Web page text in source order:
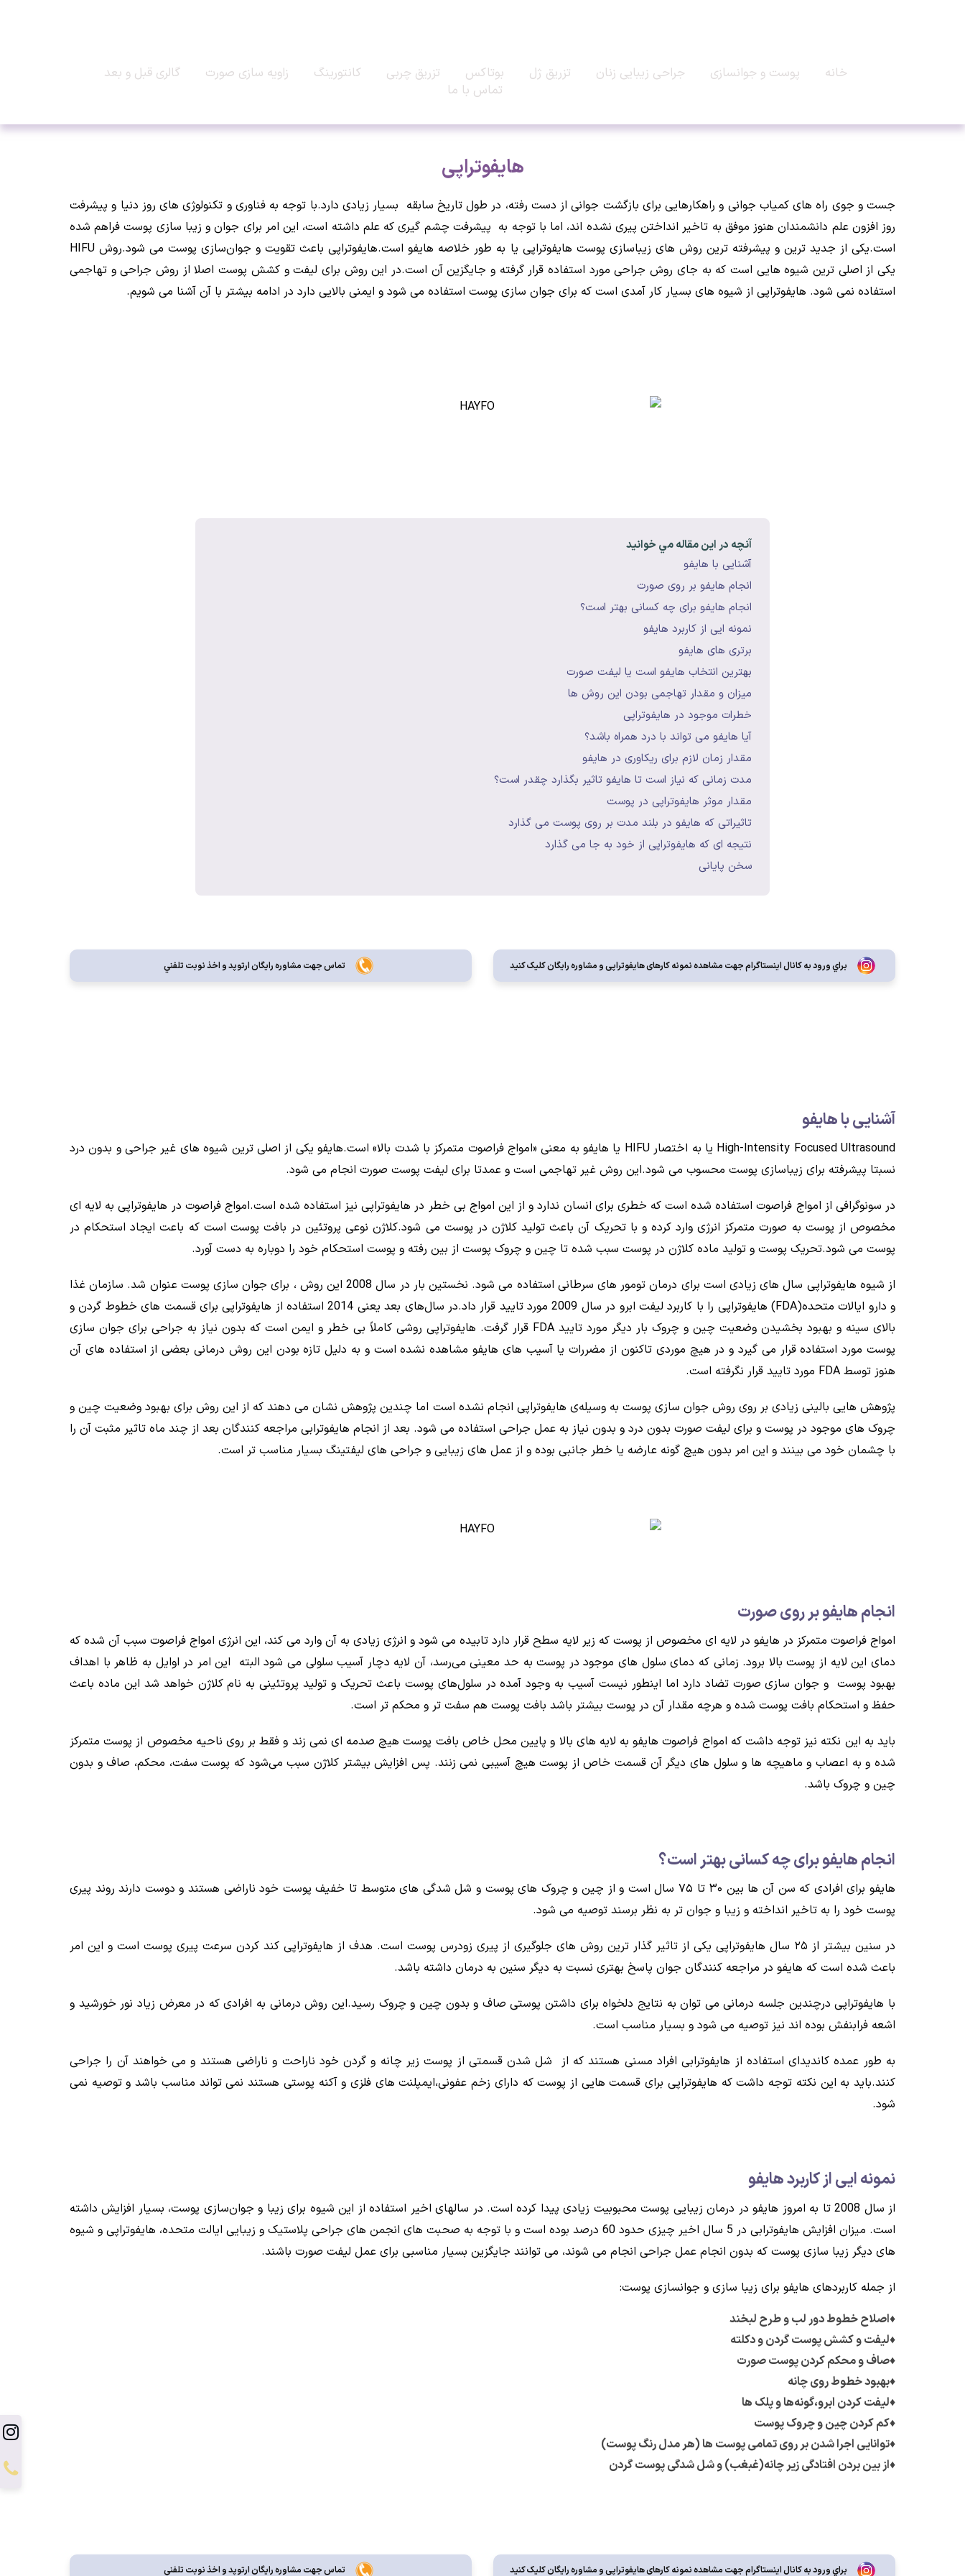
خانه پوست و جوانسازی جراحی زیبایی زنان تزریق ژل بوتاکس تزریق چربی کانتورینگ زاویه سازی صورت
گالری قبل و بعد
تماس با ما
هایفوتراپی
جست و جوی راه های کمیاب جوانی و راهکارهایی برای بازگشت جوانی از دست رفته، در طول تاریخ سابقه بسیار زیادی دارد.با توجه به فناوری و تکنولوژی های روز دنیا و پیشرفت
روز افزون علم دانشمندان هنوز موفق به تاخیر انداختن پیری نشده اند، اما با توجه به پیشرفت چشم گیری که علم داشته است، این امر برای جوان و زیبا سازی پوست فراهم شده
است.یکی از جدید ترین و پیشرفته ترین روش های زیباسازی پوست هایفوتراپی یا به طور خلاصه هایفو است.هایفوتراپی باعث تقویت و جوان‌سازی پوست می شود.روش HIFU
یکی از اصلی ترین شیوه هایی است که به جای روش جراحی مورد استفاده قرار گرفته و جایگزین آن است.در این روش برای لیفت و کشش پوست اصلا از روش جراحی و تهاجمی
استفاده نمی شود. هایفوتراپی از شیوه های بسیار کار آمدی است که برای جوان سازی پوست استفاده می شود و ایمنی بالایی دارد در ادامه بیشتر با آن آشنا می شویم.
آنچه در اين مقاله مي خوانيد
آشنایی با هایفو
انجام هایفو بر روی صورت
انجام هایفو برای چه کسانی بهتر است؟
نمونه ایی از کاربرد هایفو
برتری های هایفو
بهترین انتخاب هایفو است یا لیفت صورت
میزان و مقدار تهاجمی بودن این روش ها
خطرات موجود در هایفوتراپی
آیا هایفو می تواند با درد همراه باشد؟
مقدار زمان لازم برای ریکاوری در هایفو
مدت زمانی که نیاز است تا هایفو تاثیر بگذارد چقدر است؟
مقدار موثر هایفوتراپی در پوست
تاثیراتی که هایفو در بلند مدت بر روی پوست می گذارد
نتیجه ای که هایفوتراپی از خود به جا می گذارد
سخن پایانی
براي ورود به کانال اينستاگرام جهت مشاهده نمونه کارهای هایفوتراپی و مشاوره رايگان کليک کنيد تماس جهت مشاوره رايگان ارتوپد و اخذ نوبت تلفني
آشنایی با هایفو
High-Intensity Focused Ultrasound یا به اختصار HIFU یا هایفو به معنی «امواج فراصوت متمرکز با شدت بالا» است.هایفو یکی از اصلی ترین شیوه های غیر جراحی و بدون درد
نسبتا پیشرفته برای زیباسازی پوست محسوب می شود.این روش غیر تهاجمی است و عمدتا برای لیفت پوست صورت انجام می شود.
در سونوگرافی از امواج فراصوت استفاده شده است که خطری برای انسان ندارد و از این امواج بی خطر در هایفوتراپی نیز استفاده شده است.امواج فراصوت در هایفوتراپی به لایه ای
مخصوص از پوست به صورت متمرکز انرژی وارد کرده و با تحریک آن باعث تولید کلاژن در پوست می شود.کلاژن نوعی پروتئین در بافت پوست است که باعت ایجاد استحکام در
پوست می شود.تحریک پوست و تولید ماده کلاژن در پوست سبب شده تا چین و چروک پوست از بین رفته و پوست استحکام خود را دوباره به دست آورد.
از شیوه هایفوتراپی سال های زیادی است برای درمان تومور های سرطانی استفاده می شود. نخستین بار در سال 2008 این روش ، برای جوان سازی پوست عنوان شد. سازمان غذا
و دارو ایالات متحده(FDA) هایفوتراپی را با کاربرد لیفت ابرو در سال 2009 مورد تایید قرار داد.در سال‌های بعد یعنی 2014 استفاده از هایفوتراپی برای قسمت های خطوط گردن و
بالای سینه و بهبود بخشیدن وضعیت چین و چروک بار دیگر مورد تایید FDA قرار گرفت. هایفوتراپی روشی کاملاً بی خطر و ایمن است که بدون نیاز به جراحی برای جوان سازی
پوست مورد استفاده قرار می گیرد و در هیچ موردی تاکنون از مضررات یا آسیب های هایفو مشاهده نشده است و به دلیل تازه بودن این روش درمانی بعضی از استفاده های آن
هنوز توسط FDA مورد تایید قرار نگرفته است.
پژوهش هایی بالینی زیادی بر روی روش جوان سازی پوست به وسیله‌ی هایفوتراپی انجام نشده است اما چندین پژوهش نشان می دهند که از این روش برای بهبود وضعیت چین و
چروک های موجود در پوست و برای لیفت صورت بدون درد و بدون نیاز به عمل جراحی استفاده می شود. بعد از انجام هایفوترابی مراجعه کنندگان بعد از چند ماه تاثیر مثبت آن را
با چشمان خود می بینند و این امر بدون هیچ گونه عارضه یا خطر جانبی بوده و از عمل های زیبایی و جراحی های لیفتینگ بسیار مناسب تر است.
انجام هایفو بر روی صورت
امواج فراصوت متمرکز در هایفو در لایه ای مخصوص از پوست که زیر لایه سطح قرار دارد تابیده می شود و انرژی زیادی به آن وارد می کند، این انرژی امواج فراصوت سبب آن شده که
دمای این لایه از پوست بالا برود. زمانی که دمای سلول های موجود در پوست به حد معینی می‌رسد، آن لایه دچار آسیب سلولی می شود البته این امر در اوایل به ظاهر با اهداف
بهبود پوست و جوان سازی صورت تضاد دارد اما اینطور نیست آسیب به وجود آمده در سلول‌های پوست باعث تحریک و تولید پروتئینی به نام کلاژن خواهد شد این ماده باعث
حفظ و استحکام بافت پوست شده و هرچه مقدار آن در پوست بیشتر باشد بافت پوست هم سفت تر و محکم تر است.
باید به این نکته نیز توجه داشت که امواج فراصوت هایفو به لایه های بالا و پایین محل خاص بافت پوست هیچ صدمه ای نمی زند و فقط بر روی ناحیه مخصوص از پوست متمرکز
شده و به اعصاب و ماهیچه ها و سلول های دیگر آن قسمت خاص از پوست هیچ آسیبی نمی زنند. پس افزایش بیشتر کلاژن سبب می‌شود که پوست سفت، محکم، صاف و بدون
چین و چروک باشد.
انجام هایفو برای چه کسانی بهتر است؟
هایفو برای افرادی که سن آن ها بین ۳۰ تا ۷۵ سال است و از چین و چروک های پوست و شل شدگی های متوسط تا خفیف پوست خود ناراضی هستند و دوست دارند روند پیری
پوست خود را به تاخیر انداخته و زیبا و جوان تر به نظر برسند توصیه می شود.
در سنین بیشتر از ۲۵ سال هایفوتراپی یکی از تاثیر گذار ترین روش های جلوگیری از پیری زودرس پوست است. هدف از هایفوتراپی کند کردن سرعت پیری پوست است و این امر
باعث شده است که هایفو در مراجعه کنندگان جوان پاسخ بهتری نسبت به دیگر سنین به درمان داشته باشد.
با هایفوتراپی درچندین جلسه درمانی می توان به نتایج دلخواه برای داشتن پوستی صاف و بدون چین و چروک رسید.این روش درمانی به افرادی که در معرض زیاد نور خورشید و
اشعه فرابنفش بوده اند نیز توصیه می شود و بسیار مناسب است.
به طور عمده کاندیدای استفاده از هایفوترابی افراد مسنی هستند که از شل شدن قسمتی از پوست زیر چانه و گردن خود ناراحت و ناراضی هستند و می خواهند آن را جراحی
کنند.باید به این نکته توجه داشت که هایفوتراپی برای قسمت هایی از پوست که دارای زخم عفونی،ایمپلنت های فلزی و آکنه پوستی هستند نمی تواند مناسب باشد و توصیه نمی
شود.
نمونه ایی از کاربرد هایفو
از سال 2008 تا به امروز هایفو در درمان زیبایی پوست محبوبیت زیادی پیدا کرده است. در سالهای اخیر استفاده از این شیوه برای زیبا و جوان‌سازی پوست، بسیار افزایش داشته
است. میزان افزایش هایفوترابی در 5 سال اخیر چیزی حدود 60 درصد بوده است و با توجه به صحبت های انجمن های جراحی پلاستیک و زیبایی ایالت متحده، هایفوتراپی و شیوه
های دیگر زیبا سازی پوست که بدون انجام عمل جراحی انجام می شوند، می توانند جایگزین بسیار مناسبی برای عمل لیفت صورت باشند.
از جمله کاربردهای هایفو برای زیبا سازی و جوانسازی پوست:
♦اصلاح خطوط دور لب و طرح لبخند
♦لیفت و کشش پوست گردن و دکلته
♦صاف و محکم کردن پوست صورت
♦بهبود خطوط روی چانه
♦لیفت کردن ابرو،گونه‌ها و پلک ها
♦کم کردن چین و چروک پوست
♦توانایی اجرا شدن بر روی تمامی پوست ها (هر مدل رنگ پوست)
♦از بین بردن افتادگی زیر چانه(غبغب) و شل شدگی پوست گردن
براي ورود به کانال اينستاگرام جهت مشاهده نمونه کارهای هایفوتراپی و مشاوره رايگان کليک کنيد تماس جهت مشاوره رايگان ارتوپد و اخذ نوبت تلفني